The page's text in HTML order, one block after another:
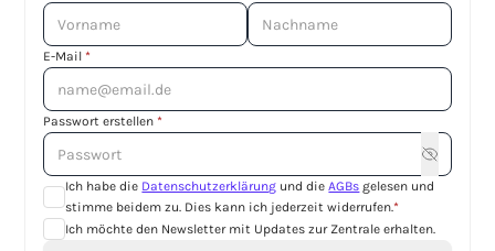
E-Mail *
Passwort erstellen *
Ich habe die Datenschutzerklärung und dieAGBs gelesen und
stimme beidem zu. Dies kann ich jederzeit widerrufen.*
Ich möchte den Newsletter mit Updates zur Zentrale erhalten.